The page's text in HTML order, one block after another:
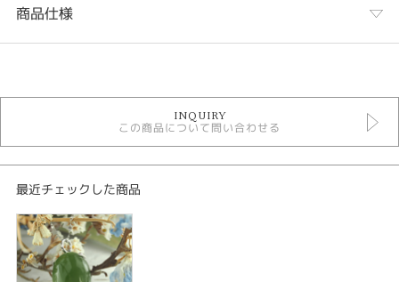
商品仕様
デジタルジュエリーリフォーム
オーダーメイド ペンダント
リング
素材：プラチナ900
サイズ：幅縦約19mm 横約13mm
加工：鏡面仕上げ
INQUIRY
この商品について問い合わせる
最近チェックした商品